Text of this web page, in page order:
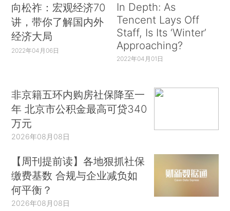
向松祚：宏观经济70
讲，带你了解国内外
经济大局
2022年04月06日
In Depth: As
Tencent Lays Off
Staff, Is Its ‘Winter’
Approaching?
2022年04月01日
非京籍五环内购房社保降至一
年 北京市公积金最高可贷340
万元
2026年08月08日
【周刊提前读】各地狠抓社保
缴费基数 合规与企业减负如
何平衡？
2026年08月08日